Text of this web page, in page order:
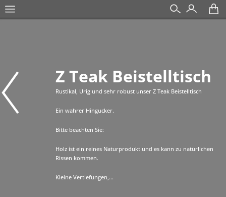
Z Teak Beistelltisch
Rustikal, Urig und sehr robust unser Z Teak Beistelltisch
Ein wahrer Hingucker.
Bitte beachten Sie:
Holz ist ein reines Naturprodukt und es kann zu natürlichen
Rissen kommen.
Kleine Vertiefungen,...